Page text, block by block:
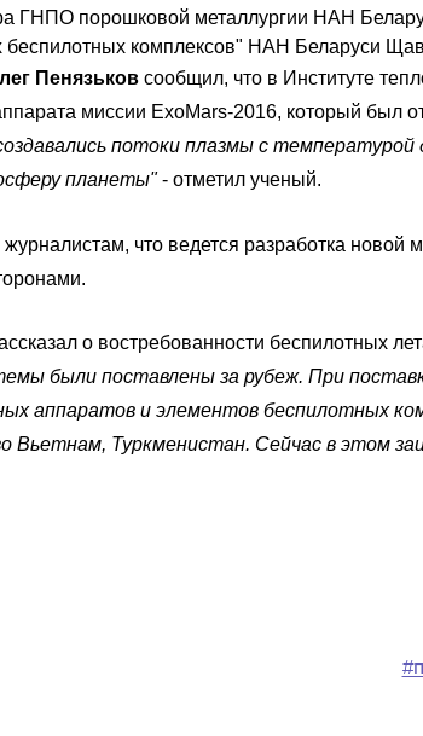
ГНПО порошковой металлургии НАН
беспилотных комплексов" НАН Беларуси
Пенязьков сообщил, что в Институте
миссии ExoMars-2016, который был
потоки плазмы с
планеты"- отметил ученый.
что ведется разработка
о востребованности беспилотных
были поставлены за рубеж. При
аппаратов и элементов беспилотных
Вьетнам, Туркменистан. Сейчас в этом